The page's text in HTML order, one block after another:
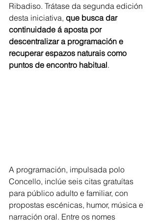
Ribadiso. Trátase da segunda edición
desta iniciativa, que busca dar
continuidade á aposta por
descentralizar a programación e
recuperar espazos naturais como
puntos de encontro habitual.
A programación, impulsada polo
Concello, inclúe seis citas gratuítas
para público adulto e familiar, con
propostas escénicas, humor, música e
narración oral. Entre os nomes